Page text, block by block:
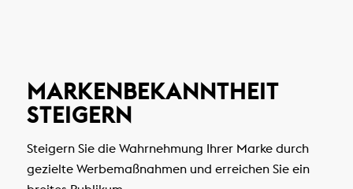
MARKENBEKANNTHEIT
STEIGERN
Steigern Sie die Wahrnehmung Ihrer Marke durch
gezielte Werbemaßnahmen und erreichen Sie ein